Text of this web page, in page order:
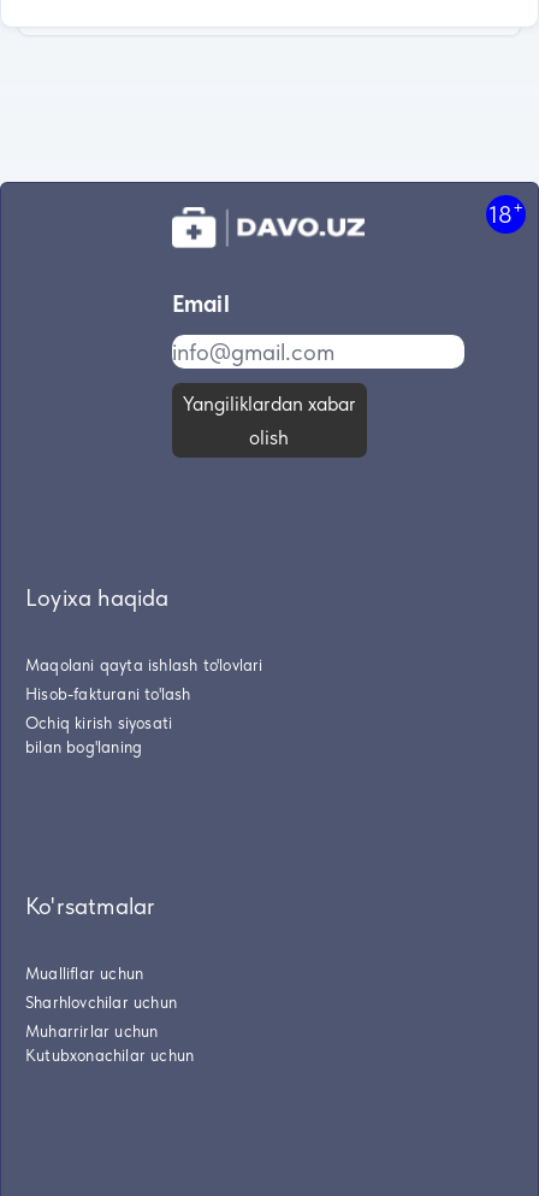
18+
Email
Yangiliklardan xabar
olish
Loyixa haqida
Maqolani qayta ishlash to'lovlari
Hisob-fakturani to'lash
Ochiq kirish siyosati
bilan bog'laning
Ko'rsatmalar
Mualliflar uchun
Sharhlovchilar uchun
Muharrirlar uchun
Kutubxonachilar uchun